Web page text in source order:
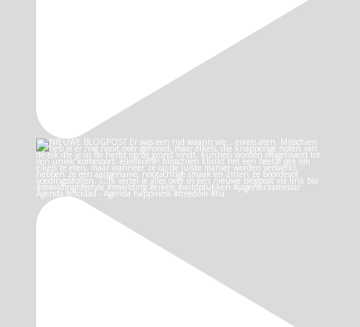
Agenda felicidad - Agenda happiness #freedom #ha